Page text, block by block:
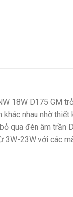
18W D175 GM
nhau nhờ
qua đèn âm trần
23W với các